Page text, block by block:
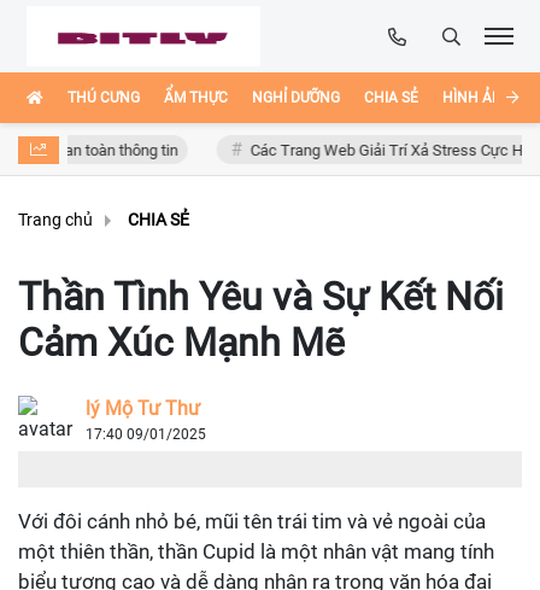
THÚ CƯNG ẨM THỰC NGHỈ DƯỠNG CHIA SẺ HÌNH ẢNH
toàn thông tin Các Trang Web Giải Trí Xả Stress Cực Hay Ho
Trang chủ CHIA SẺ
Thần Tình Yêu và Sự Kết Nối
Cảm Xúc Mạnh Mẽ
lý Mộ Tư Thư
17:40 09/01/2025
Với đôi cánh nhỏ bé, mũi tên trái tim và vẻ ngoài của
một thiên thần, thần Cupid là một nhân vật mang tính
biểu tượng cao và dễ dàng nhận ra trong văn hóa đại